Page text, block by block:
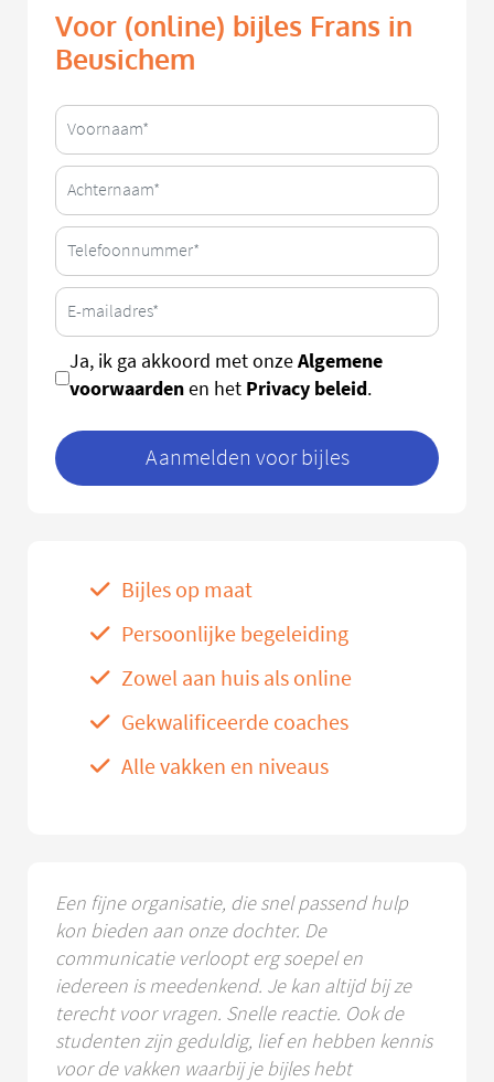
Voor (online) bijles Frans in
Beusichem
Ja, ik ga akkoord met onzeAlgemene
voorwaardenen het Privacy beleid.
Aanmelden voor bijles
Bijles op maat
Persoonlijke begeleiding
Zowel aan huis als online
Gekwalificeerde coaches
Alle vakken en niveaus
Een fijne organisatie, die snel passend hulp
kon bieden aan onze dochter. De
communicatie verloopt erg soepel en
iedereen is meedenkend. Je kan altijd bij ze
terecht voor vragen. Snelle reactie. Ook de
studenten zijn geduldig, lief en hebben kennis
voor de vakken waarbij je bijles hebt